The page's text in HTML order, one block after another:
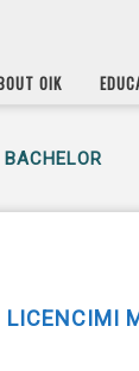
OIK
LICENCIMI